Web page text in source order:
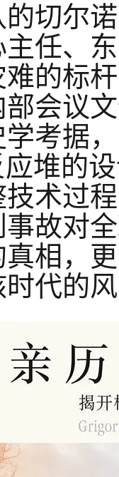
切尔
任、
的标
会议
考据
堆的
术过
故对
相，
代的